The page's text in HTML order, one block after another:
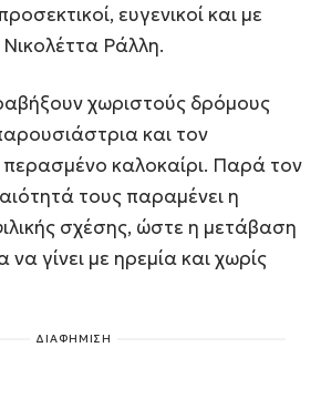
ευγενικοί και με
Νικολέττα Ράλλη.
χωριστούς δρόμους
και τον
περασμένο καλοκαίρι. Παρά τον
τους παραμένει η
σχέσης, ώστε η μετάβαση
γίνει με ηρεμία και χωρίς
ΔΙΑΦΗΜΙΣΗ